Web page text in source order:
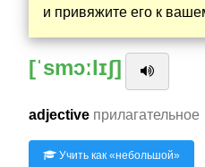
и привяжите его к
[ˈsmɔːlɪʃ]
adjective прилагательное
Учить как «небольшой»